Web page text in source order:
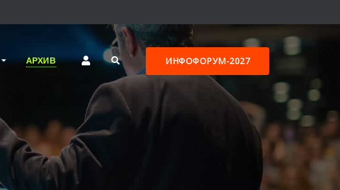
АРХИВ ИНФОФОРУМ-2027